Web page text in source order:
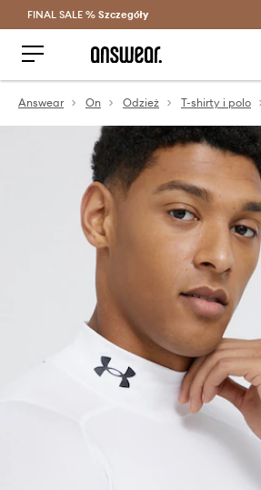
Oszczędzaj z Answear Club >
FINAL SALE % Szczegóły
Answear On Odzież T-shirty i polo